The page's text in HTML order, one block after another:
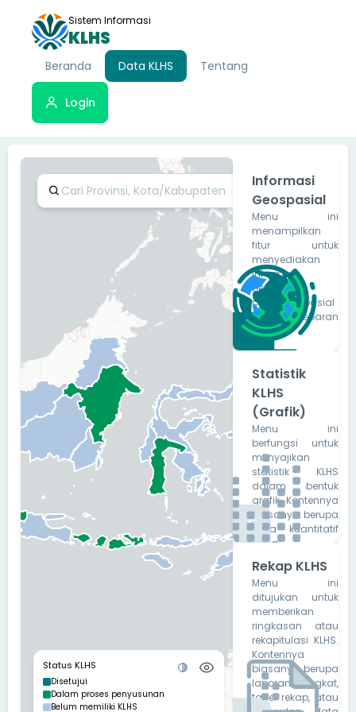
Sistem Informasi
KLHS
Beranda Data KLHS Tentang
Login
Status KLHS
Disetujui
Dalam proses penyusunan
Belum memiliki KLHS
Informasi
Geospasial
Menu ini
menampilkan
fitur untuk
menyediakan
informasi
berbasis
peta/geospasial
dan sebaran
KLHS
Statistik
KLHS
(Grafik)
Menu ini
berfungsi untuk
menyajikan
statistik KLHS
dalam bentuk
grafik. Kontennya
biasanya berupa
data kuantitatif
yang
ke dalam grafik
atau diagram,
sehingga
memudahkan
pembaca
memahami pola,
tren, atau
perbandingan.
Ikon berupa bar
chart mewakili
Rekap KLHS
Menu ini
ditujukan untuk
memberikan
ringkasan atau
rekapitulasi KLHS.
Kontennya
biasanya berupa
laporan singkat,
tabel rekap, atau